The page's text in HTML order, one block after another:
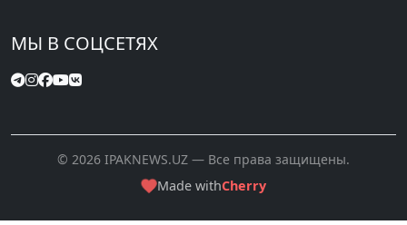
МЫ В СОЦСЕТЯХ
© 2026 IPAKNEWS.UZ — Все права защищены.
Made withCherry